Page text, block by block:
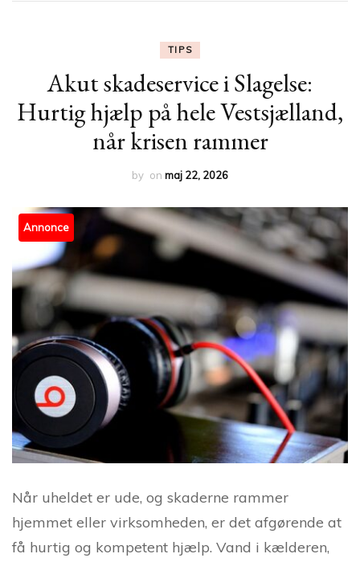
TIPS
Akut skadeservice i Slagelse:
Hurtig hjælp på hele Vestsjælland,
når krisen rammer
by on maj 22, 2026
Annonce
Når uheldet er ude, og skaderne rammer
hjemmet eller virksomheden, er det afgørende at
få hurtig og kompetent hjælp. Vand i kælderen,